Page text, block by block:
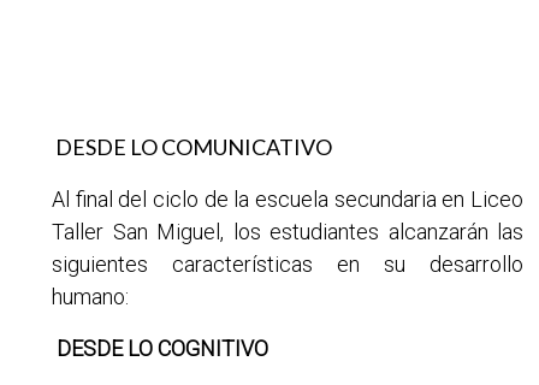
DESDE LO COMUNICATIVO
Al final del ciclo de la escuela secundaria en Liceo
Taller San Miguel, los estudiantes alcanzarán las
siguientes características en su desarrollo
humano:
DESDE LO COGNITIVO